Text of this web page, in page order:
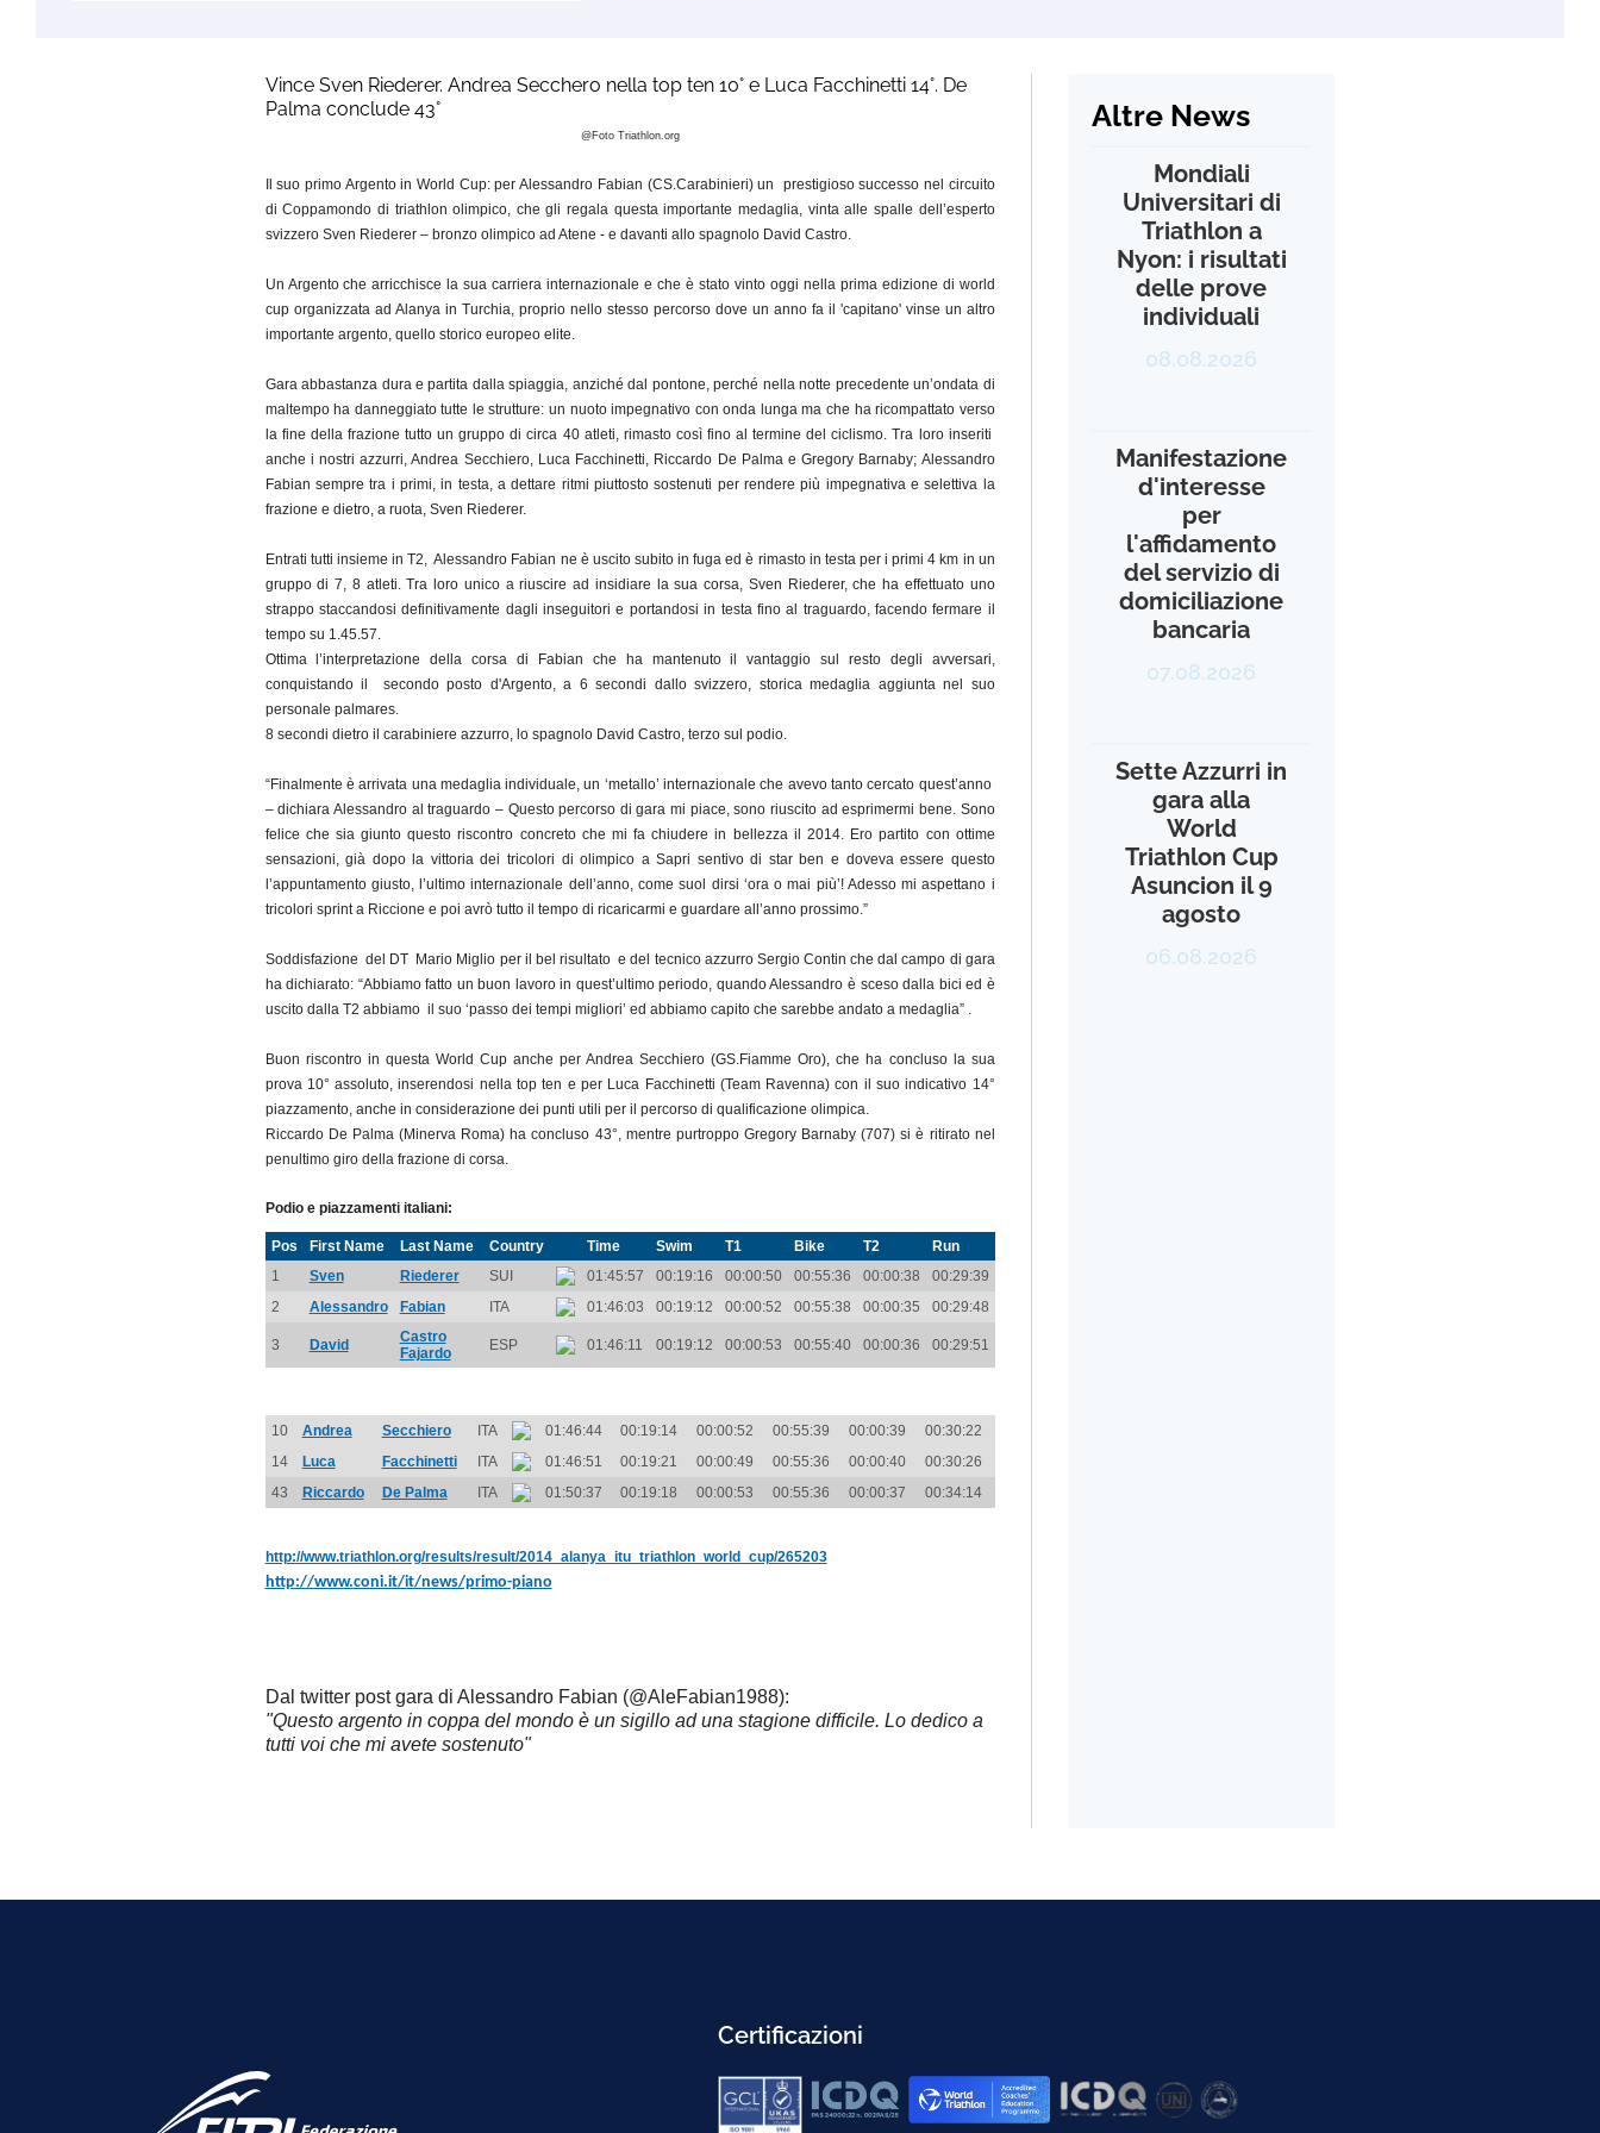
Vince Sven Riederer. Andrea Secchero nella top ten 10° e Luca Facchinetti 14°. De
Palma conclude 43°
@Foto Triathlon.org
Il suo primo Argento in World Cup: per Alessandro Fabian (CS.Carabinieri) un prestigioso successo nel circuito
di Coppamondo di triathlon olimpico, che gli regala questa importante medaglia, vinta alle spalle dell’esperto
svizzero Sven Riederer – bronzo olimpico ad Atene - e davanti allo spagnolo David Castro.
Un Argento che arricchisce la sua carriera internazionale e che è stato vinto oggi nella prima edizione di world
cup organizzata ad Alanya in Turchia, proprio nello stesso percorso dove un anno fa il 'capitano' vinse un altro
importante argento, quello storico europeo elite.
Gara abbastanza dura e partita dalla spiaggia, anziché dal pontone, perché nella notte precedente un’ondata di
maltempo ha danneggiato tutte le strutture: un nuoto impegnativo con onda lunga ma che ha ricompattato verso
la fine della frazione tutto un gruppo di circa 40 atleti, rimasto così fino al termine del ciclismo. Tra loro inseriti
anche i nostri azzurri, Andrea Secchiero, Luca Facchinetti, Riccardo De Palma e Gregory Barnaby; Alessandro
Fabian sempre tra i primi, in testa, a dettare ritmi piuttosto sostenuti per rendere più impegnativa e selettiva la
frazione e dietro, a ruota, Sven Riederer.
Entrati tutti insieme in T2, Alessandro Fabian ne è uscito subito in fuga ed è rimasto in testa per i primi 4 km in un
gruppo di 7, 8 atleti. Tra loro unico a riuscire ad insidiare la sua corsa, Sven Riederer, che ha effettuato uno
strappo staccandosi definitivamente dagli inseguitori e portandosi in testa fino al traguardo, facendo fermare il
tempo su 1.45.57.
Ottima l’interpretazione della corsa di Fabian che ha mantenuto il vantaggio sul resto degli avversari,
conquistando il secondo posto d'Argento, a 6 secondi dallo svizzero, storica medaglia aggiunta nel suo
personale palmares.
8 secondi dietro il carabiniere azzurro, lo spagnolo David Castro, terzo sul podio.
“Finalmente è arrivata una medaglia individuale, un ‘metallo’ internazionale che avevo tanto cercato quest’anno
– dichiara Alessandro al traguardo – Questo percorso di gara mi piace, sono riuscito ad esprimermi bene. Sono
felice che sia giunto questo riscontro concreto che mi fa chiudere in bellezza il 2014. Ero partito con ottime
sensazioni, già dopo la vittoria dei tricolori di olimpico a Sapri sentivo di star ben e doveva essere questo
l’appuntamento giusto, l’ultimo internazionale dell’anno, come suol dirsi ‘ora o mai più’! Adesso mi aspettano i
tricolori sprint a Riccione e poi avrò tutto il tempo di ricaricarmi e guardare all’anno prossimo.”
Soddisfazione del DT Mario Miglio per il bel risultato e del tecnico azzurro Sergio Contin che dal campo di gara
ha dichiarato: “Abbiamo fatto un buon lavoro in quest’ultimo periodo, quando Alessandro è sceso dalla bici ed è
uscito dalla T2 abbiamo il suo ‘passo dei tempi migliori’ ed abbiamo capito che sarebbe andato a medaglia” .
Buon riscontro in questa World Cup anche per Andrea Secchiero (GS.Fiamme Oro), che ha concluso la sua
prova 10° assoluto, inserendosi nella top ten e per Luca Facchinetti (Team Ravenna) con il suo indicativo 14°
piazzamento, anche in considerazione dei punti utili per il percorso di qualificazione olimpica.
Riccardo De Palma (Minerva Roma) ha concluso 43°, mentre purtroppo Gregory Barnaby (707) si è ritirato nel
penultimo giro della frazione di corsa.
Podio e piazzamenti italiani:
Pos First Name Last Name Country Time Swim T1 Bike T2
Run
1
Sven Riederer SUI 01:45:57 00:19:16 00:00:50 00:55:36 00:00:38
00:29:39
2
Alessandro Fabian ITA 01:46:03 00:19:12 00:00:52 00:55:38 00:00:35 00:29:48
3 David
Castro
Fajardo
ESP 01:46:11 00:19:12 00:00:53 00:55:40 00:00:36 00:29:51
10 Andrea Secchiero ITA 01:46:44 00:19:14 00:00:52 00:55:39 00:00:39
00:30:22
14
Luca Facchinetti ITA 01:46:51 00:19:21 00:00:49 00:55:36 00:00:40
00:30:26
43
Riccardo De Palma ITA 01:50:37 00:19:18 00:00:53 00:55:36 00:00:37 00:34:14
http://www.triathlon.org/results/result/2014_alanya_itu_triathlon_world_cup/265203
http://www.coni.it/it/news/primo-piano
Dal twitter post gara di Alessandro Fabian (@AleFabian1988):
"Questo argento in coppa del mondo è un sigillo ad una stagione difficile. Lo dedico a
tutti voi che mi avete sostenuto"
Altre News
Mondiali
Universitari di
Triathlon a
Nyon: i risultati
delle prove
individuali
08.08.2026
Manifestazione
d'interesse
per
l'affidamento
del servizio di
domiciliazione
bancaria
07.08.2026
Sette Azzurri in
gara alla
World
Triathlon Cup
Asuncion il 9
agosto
06.08.2026
Certificazioni